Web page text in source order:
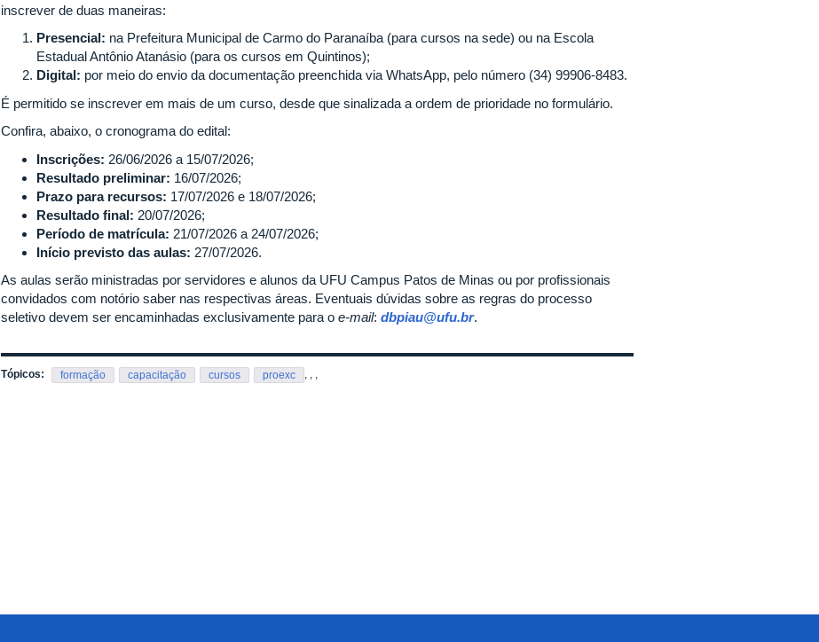
inscrever de duas maneiras:
Presencial: na Prefeitura Municipal de Carmo do Paranaíba (para cursos na sede) ou na Escola
Estadual Antônio Atanásio (para os cursos em Quintinos);
Digital: por meio do envio da documentação preenchida via WhatsApp, pelo número (34) 99906-8483.
É permitido se inscrever em mais de um curso, desde que sinalizada a ordem de prioridade no formulário.
Confira, abaixo, o cronograma do edital:
Inscrições: 26/06/2026 a 15/07/2026;
Resultado preliminar: 16/07/2026;
Prazo para recursos: 17/07/2026 e 18/07/2026;
Resultado final: 20/07/2026;
Período de matrícula: 21/07/2026 a 24/07/2026;
Início previsto das aulas: 27/07/2026.
As aulas serão ministradas por servidores e alunos da UFU Campus Patos de Minas ou por profissionais
convidados com notório saber nas respectivas áreas. Eventuais dúvidas sobre as regras do processo
seletivo devem ser encaminhadas exclusivamente para o e-mail: dbpiau@ufu.br.
Tópicos: formação ,
capacitação ,
cursos ,
proexc